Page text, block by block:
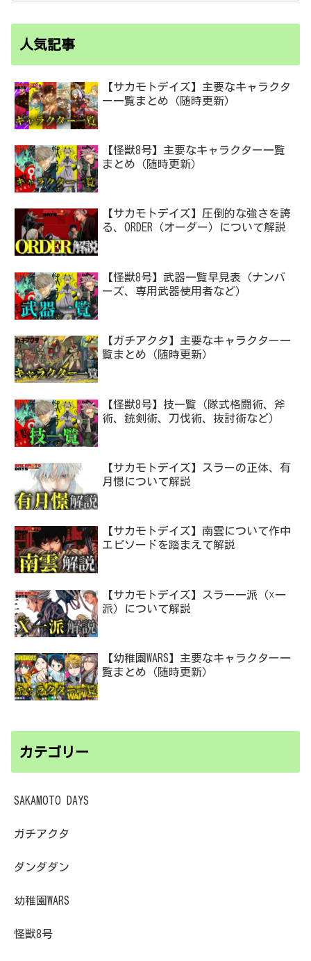
人気記事
【サカモトデイズ】主要なキャラクタ
ー一覧まとめ（随時更新）
【怪獣8号】主要なキャラクター一覧
まとめ（随時更新）
【サカモトデイズ】圧倒的な強さを誇
る、ORDER（オーダー）について解説
【怪獣8号】武器一覧早見表（ナンバ
ーズ、専用武器使用者など）
【ガチアクタ】主要なキャラクター一
覧まとめ（随時更新）
【怪獣8号】技一覧（隊式格闘術、斧
術、銃剣術、刀伐術、抜討術など）
【サカモトデイズ】スラーの正体、有
月憬について解説
【サカモトデイズ】南雲について作中
エピソードを踏まえて解説
【サカモトデイズ】スラー一派（☓一
派）について解説
【幼稚園WARS】主要なキャラクター一
覧まとめ（随時更新）
カテゴリー
SAKAMOTO DAYS
ガチアクタ
ダンダダン
幼稚園WARS
怪獣8号